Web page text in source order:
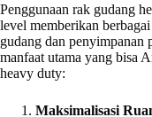
Penggunaan rak gudang
level memberikan
gudang dan penyimpanan
manfaat utama yang bisa
heavy duty:
Maksimalisasi